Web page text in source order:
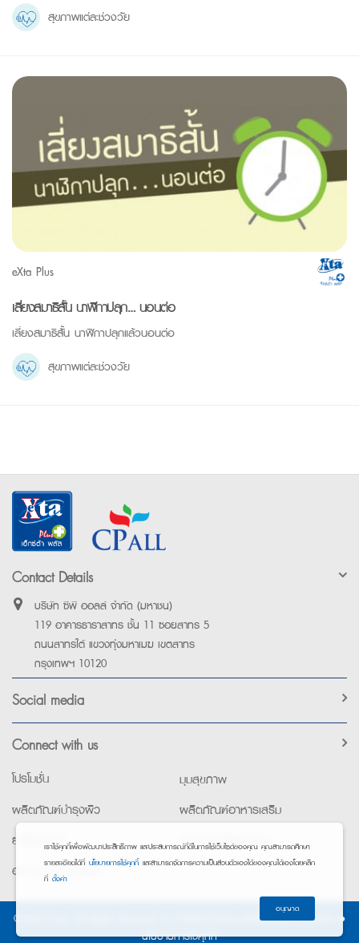
สุขภาพแต่ละช่วงวัย
eXta Plus
เสี่ยงสมาธิสั้น นาฬิกาปลุก… นอนต่อ
เลี่ยงสมาธิสั้น นาฬิกาปลุกแล้วนอนต่อ
สุขภาพแต่ละช่วงวัย
Contact Details
บริษัท ซีพี ออลล์ จำกัด (มหาชน)
119 อาคารธาราสาทร ชั้น 11 ซอยสาทร 5
ถนนสาทรใต้ แขวงทุ่งมหาเมฆ เขตสาทร
กรุงเทพฯ 10120
Social media
Connect with us
โปรโมชั่น
มุมสุขภาพ
ผลิตภัณฑ์บำรุงผิว
ผลิตภัณฑ์อาหารเสริม
ยาใช้เฉพาะที่
อุปกรณ์เพื่อสุขภาพ
อาหารทางการแพทย์
©2026 Exta. All Rights Reserved. • การแจ้งการประมวลผลข้อมูลส่วนบุคคล
•
นโยบายการใช้คุกกี้
เราใช้คุกกี้เพื่อพัฒนาประสิทธิภาพ และประสบการณ์ที่ดีในการใช้เว็บไซต์ของคุณ คุณสามารถศึกษา
รายละเอียดได้ที่ นโยบายการใช้คุกกี้ และสามารถจัดการความเป็นส่วนตัวเองได้ของคุณได้เองโดยคลิก
ที่ ตั้งค่า
อนุญาต